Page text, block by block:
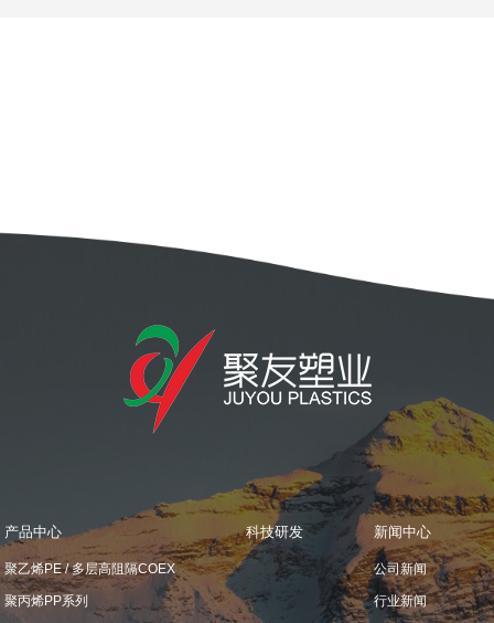
产品中心
聚乙烯PE / 多层高阻隔COEX
聚丙烯PP系列
科技研发 新闻中心
公司新闻
行业新闻